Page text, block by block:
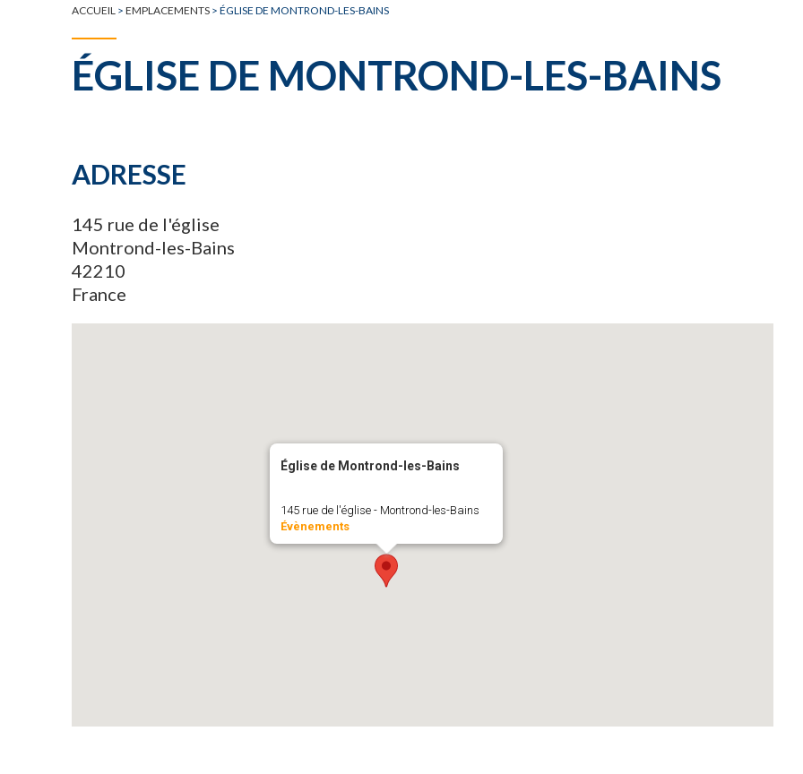
ACCUEIL > EMPLACEMENTS > ÉGLISE DE MONTROND-LES-BAINS
ÉGLISE DE MONTROND-LES-BAINS
ADRESSE
145 rue de l'église
Montrond-les-Bains
42210
France
Église de Montrond-les-Bains
145 rue de l'église - Montrond-les-Bains
Évènements